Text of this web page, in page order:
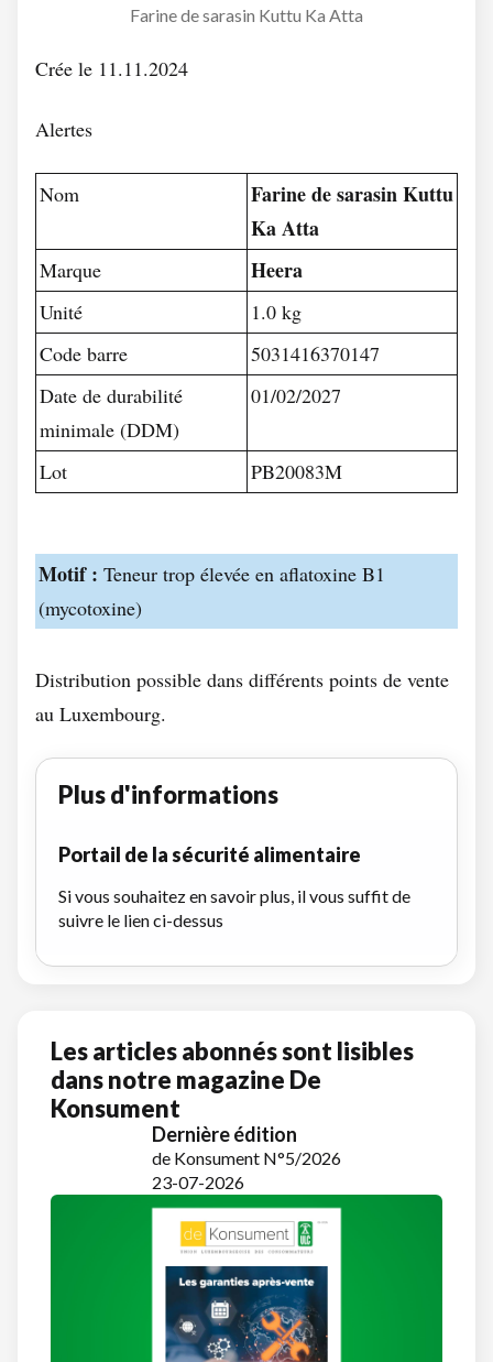
Farine de sarasin Kuttu Ka Atta
Crée le 11.11.2024
Alertes
Nom
Farine de sarasin Kuttu
Ka Atta
Marque Heera
Unité
1.0 kg
Code barre
5031416370147
Date de durabilité
minimale (DDM)
01/02/2027
Lot PB20083M
Motif : Teneur trop élevée en aflatoxine B1
(mycotoxine)
Distribution possible dans différents points de vente
au Luxembourg.
Plus d'informations
Portail de la sécurité alimentaire
Si vous souhaitez en savoir plus, il vous suffit de
suivre le lien ci-dessus
Les articles abonnés sont lisibles
dans notre magazine De
Konsument
Dernière édition
de Konsument N°5/2026
23-07-2026